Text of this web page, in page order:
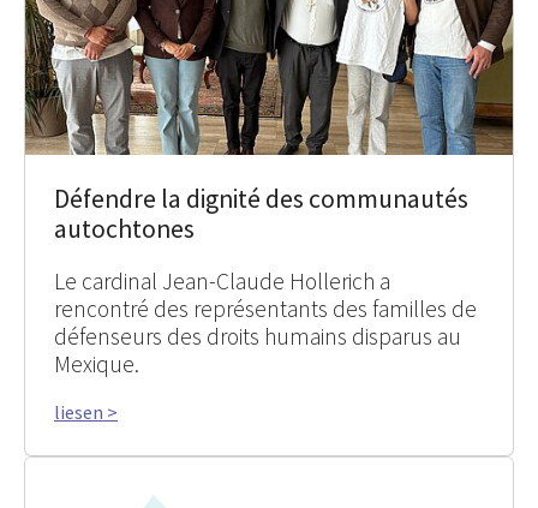
Défendre la dignité des communautés
autochtones
Le cardinal Jean-Claude Hollerich a
rencontré des représentants des familles de
défenseurs des droits humains disparus au
Mexique.
liesen >